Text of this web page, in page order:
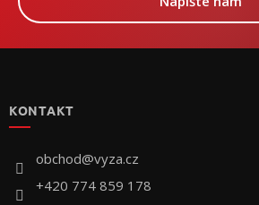
KONTAKT
obchod@vyza.cz
+420 774 859 178